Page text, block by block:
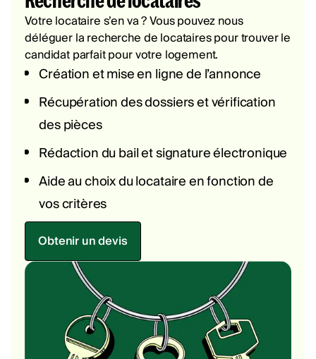
Votre locataire s’en va ? Vous pouvez nous
déléguer la recherche de locataires pour trouver le
candidat parfait pour votre logement.
Création et mise en ligne de l’annonce
Récupération des dossiers et vérification
des pièces
Rédaction du bail et signature électronique
Aide au choix du locataire en fonction de
vos critères
Obtenir un devis